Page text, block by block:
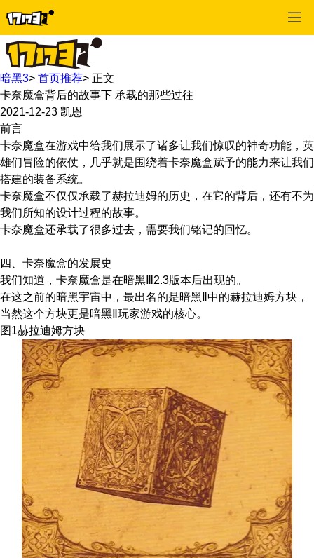
暗黑3> 首页推荐> 正文
卡奈魔盒背后的故事下 承载的那些过往
2021-12-23 凯恩
前言
卡奈魔盒在游戏中给我们展示了诸多让我们惊叹的神奇功能，英
雄们冒险的依仗，几乎就是围绕着卡奈魔盒赋予的能力来让我们
搭建的装备系统。
卡奈魔盒不仅仅承载了赫拉迪姆的历史，在它的背后，还有不为
我们所知的设计过程的故事。
卡奈魔盒还承载了很多过去，需要我们铭记的回忆。
四、卡奈魔盒的发展史
我们知道，卡奈魔盒是在暗黑Ⅲ2.3版本后出现的。
在这之前的暗黑宇宙中，最出名的是暗黑Ⅱ中的赫拉迪姆方块，
当然这个方块更是暗黑Ⅱ玩家游戏的核心。
图1赫拉迪姆方块